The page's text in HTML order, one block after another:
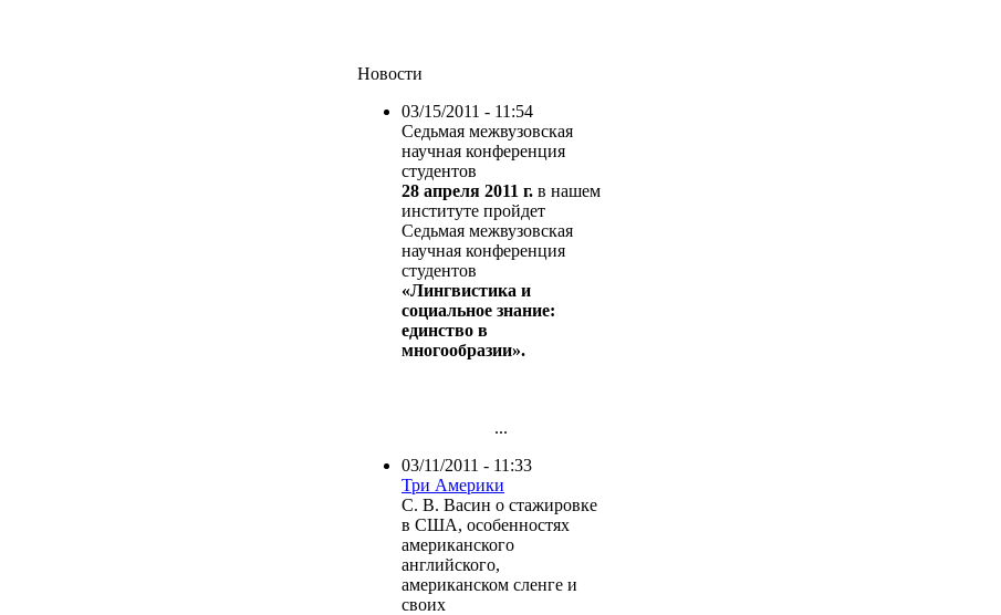
Новости
03/15/2011 - 11:54
Седьмая межвузовская
научная конференция
студентов
28 апреля 2011 г. в нашем
институте пройдет
Седьмая межвузовская
научная конференция
студентов
«Лингвистика и
социальное знание:
единство в
многообразии».
...
03/11/2011 - 11:33
Три Америки
С. В. Васин о стажировке
в США, особенностях
американского
английского,
американском сленге и
своих